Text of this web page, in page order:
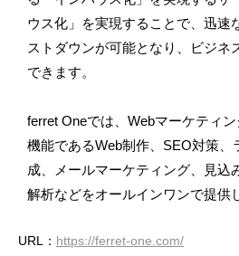
ウス化」を実現することで、迅速
ストダウンが可能となり、ビジネ
できます。
ferret Oneでは、Webマーケティ
機能であるWeb制作、SEO対策、
成、メールマーケティング、見込
解析などをオールインワンで提供
URL： https://ferret-one.com/